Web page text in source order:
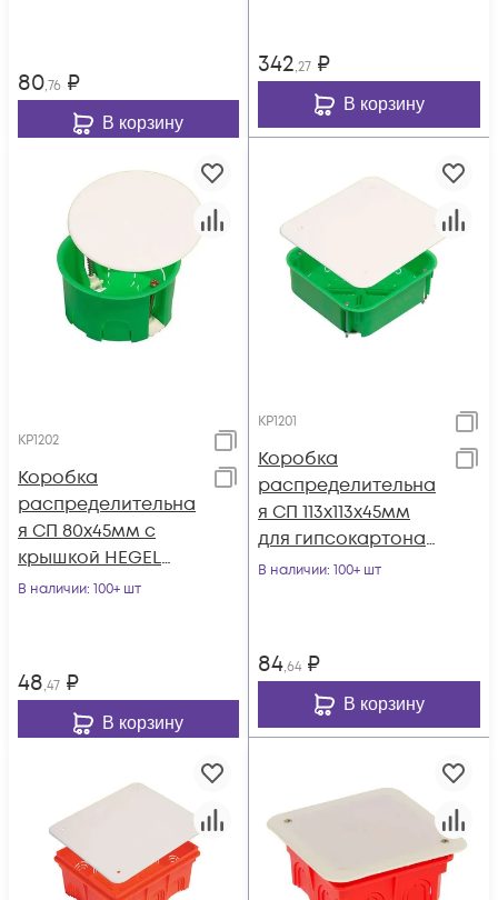
80,76 ₽
В корзину
342,27 ₽
В корзину
КР1202
Коробка
распределительна
я СП 80х45мм с
крышкой HEGEL
КР1202
В наличии: 100+ шт
48,47 ₽
В корзину
КР1201
Коробка
распределительна
я СП 113х113х45мм
для гипсокартона
HEGEL КР1201
В наличии: 100+ шт
84,64 ₽
В корзину